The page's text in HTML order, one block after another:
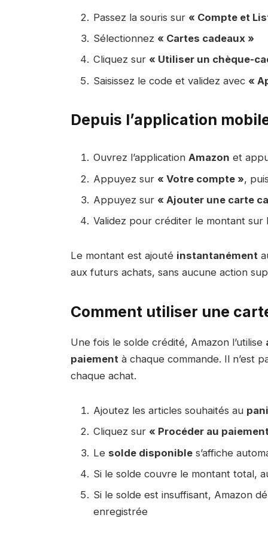
Passez la souris sur « Compte et
Sélectionnez « Cartes cadeaux »
Cliquez sur « Utiliser un chèque-
Saisissez le code et validez avec «
Depuis l’application
Ouvrez l’application Amazon et
Appuyez sur « Votre compte »,
Appuyez sur « Ajouter une carte
Validez pour créditer le montant sur
Le montant est ajouté instantanément
aux futurs achats, sans aucune action
Comment utiliser une
Une fois le solde crédité, Amazon l’utilise
paiementà chaque commande. Il n’est
chaque achat.
Ajoutez les articles souhaités au
Cliquez sur « Procéder au
Le solde disponibles’affiche
Si le solde couvre le montant total,
Si le solde est insuffisant, Amazon
enregistrée